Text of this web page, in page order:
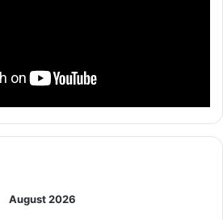
August 2026